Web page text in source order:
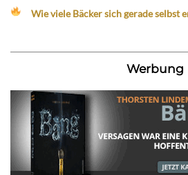
Wie viele Bäcker sich gerade selbst
Werbung